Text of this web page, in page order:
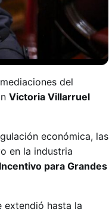
del
Victoria Villarruel
económica, las
en la industria
para Grandes
extendió hasta la